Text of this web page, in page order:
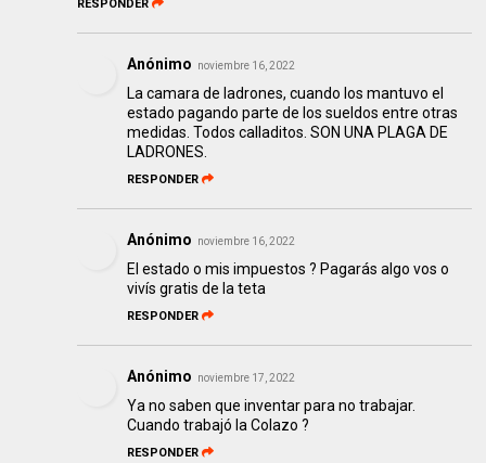
RESPONDER
Anónimo noviembre 16, 2022
La camara de ladrones, cuando los mantuvo el
estado pagando parte de los sueldos entre otras
medidas. Todos calladitos. SON UNA PLAGA DE
LADRONES.
RESPONDER
Anónimo noviembre 16, 2022
El estado o mis impuestos ? Pagarás algo vos o
vivís gratis de la teta
RESPONDER
Anónimo noviembre 17, 2022
Ya no saben que inventar para no trabajar.
Cuando trabajó la Colazo ?
RESPONDER